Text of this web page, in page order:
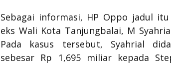
Sebagai informasi, HP Oppo jadul
eks Wali Kota Tanjungbalai, M
Pada kasus tersebut, Syahrial
sebesar Rp 1,695 miliar kepada